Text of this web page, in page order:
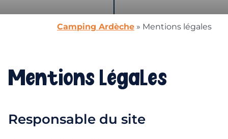
Camping Ardèche » Mentions légales
Mentions légales
Responsable du site